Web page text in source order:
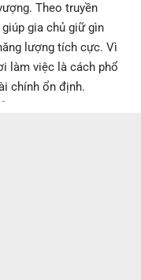
Theo truyền
gia chủ giữ gìn
lượng tích cực. Vì
làm việc là cách phổ
chính ổn định.
-